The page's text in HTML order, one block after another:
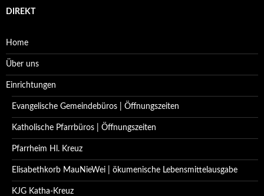
DIREKT
Home
Über uns
Einrichtungen
Evangelische Gemeindebüros | Öffnungszeiten
Katholische Pfarrbüros | Öffnungszeiten
Pfarrheim Hl. Kreuz
Elisabethkorb MauNieWei | ökumenische Lebensmittelausgabe
KJG Katha-Kreuz